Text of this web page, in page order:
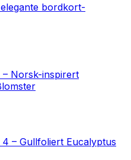
bordkort-
Norsk-inspirert
– Gullfoliert Eucalyptus